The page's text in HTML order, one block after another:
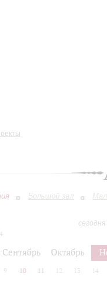
Большой зал
Сентябрь Октябрь
9 10 11 12 13 14